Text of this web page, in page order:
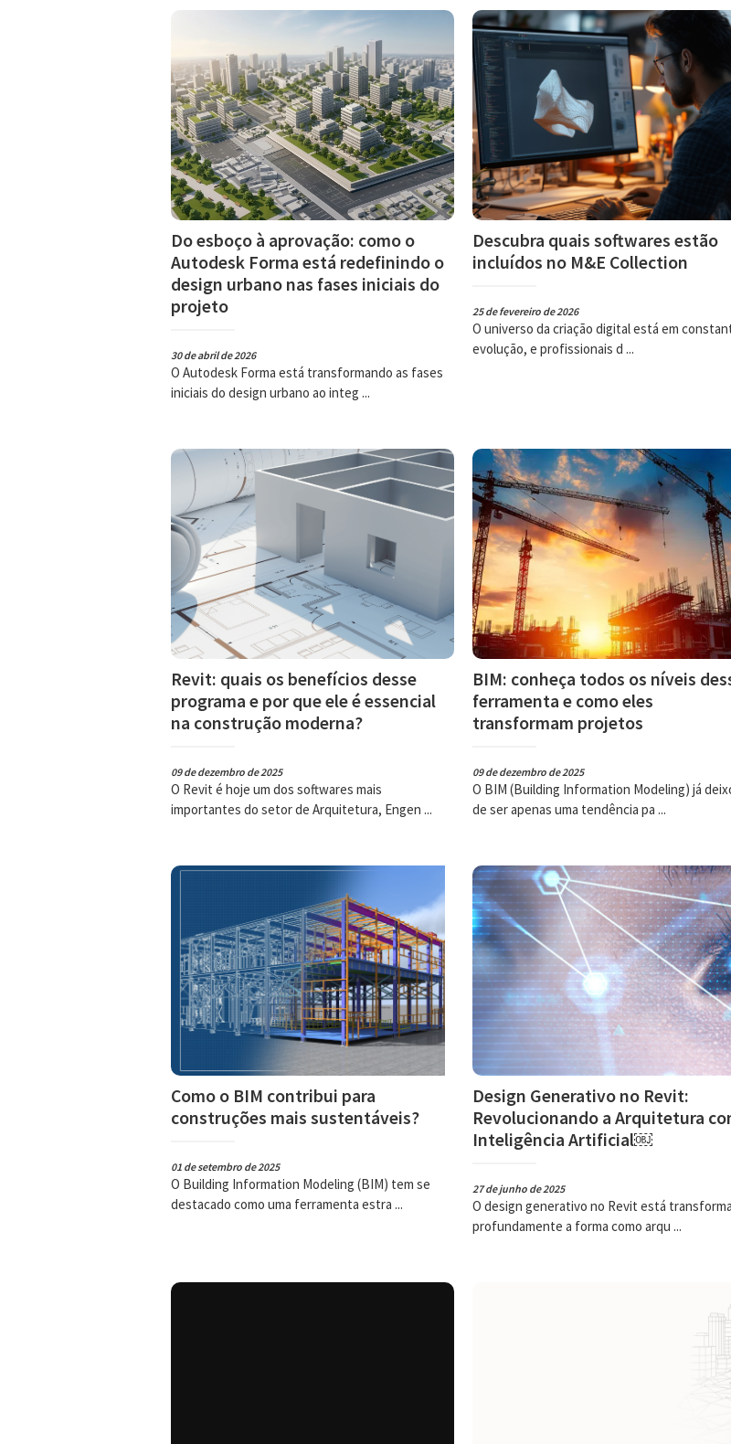
Do esboço à aprovação: como o
Autodesk Forma está redefinindo o
design urbano nas fases iniciais do
projeto
30 de abril de 2026
O Autodesk Forma está transformando as fases
iniciais do design urbano ao integ ...
Descubra quais softwares estão
incluídos no M&E Collection
25 de fevereiro de 2026
O universo da criação digital está em
evolução, e profissionais d ...
Revit: quais os benefícios desse
programa e por que ele é essencial
na construção moderna?
09 de dezembro de 2025
O Revit é hoje um dos softwares mais
importantes do setor de Arquitetura, Engen ...
BIM: conheça todos os níveis
ferramenta e como eles
transformam projetos
09 de dezembro de 2025
O BIM (Building Information Modeling) já
de ser apenas uma tendência pa ...
Como o BIM contribui para
construções mais sustentáveis?
01 de setembro de 2025
O Building Information Modeling (BIM) tem se
destacado como uma ferramenta estra ...
Design Generativo no Revit:
Revolucionando a Arquitetura
Inteligência Artificial￼
27 de junho de 2025
O design generativo no Revit está
profundamente a forma como arqu ...